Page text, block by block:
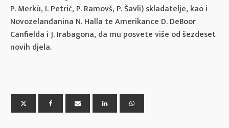
P. Merkù, I. Petrić, P. Ramovš, P. Šavli) skladatelje, kao i
Novozelanđanina N. Halla te Amerikance D. DeBoor
Canfielda i J. Irabagona, da mu posvete više od šezdeset
novih djela.